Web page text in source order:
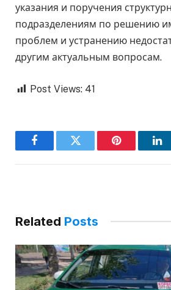
указания и поручения
подразделениям по решению
проблем и устранению
другим актуальным вопросам.
Post Views: 41
FacebookTwitter Pinterest
Related Posts